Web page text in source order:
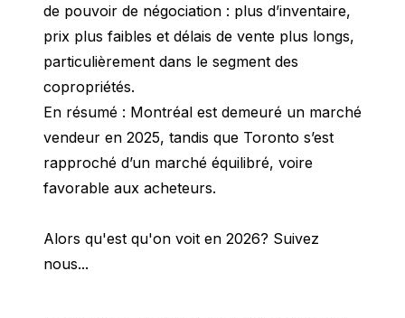
de pouvoir de négociation : plus d’inventaire,
prix plus faibles et délais de vente plus longs,
particulièrement dans le segment des
copropriétés.
En résumé : Montréal est demeuré un marché
vendeur en 2025, tandis que Toronto s’est
rapproché d’un marché équilibré, voire
favorable aux acheteurs.
Alors qu'est qu'on voit en 2026? Suivez
nous...